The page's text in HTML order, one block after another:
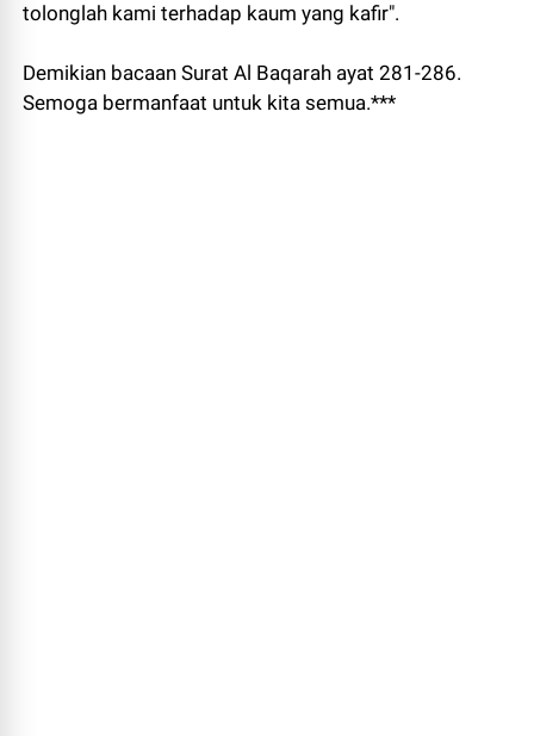
tolonglah kami terhadap kaum yang kafir".
Demikian bacaan Surat Al Baqarah ayat 281-286.
Semoga bermanfaat untuk kita semua.***